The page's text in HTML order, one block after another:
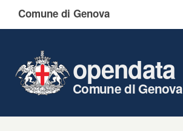
Comune di Genova
opendata
Comune di Genova